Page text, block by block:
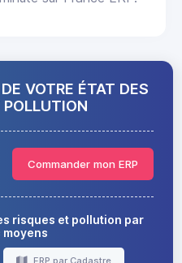
VOTRE ÉTAT DES
POLLUTION
Commander mon ERP
risques et pollution par
ERP par Cadastre